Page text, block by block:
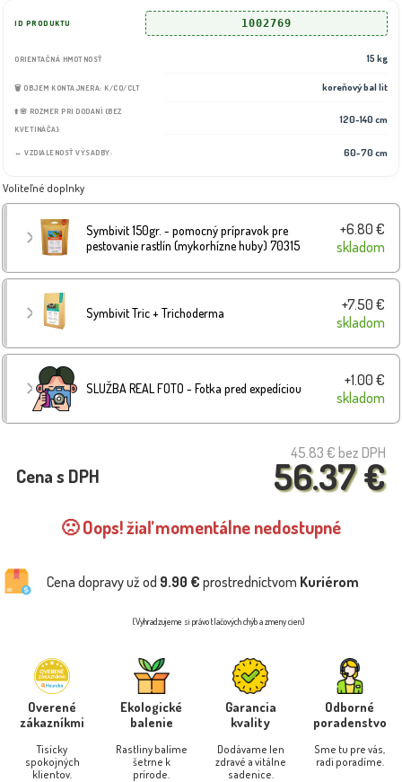
ID PRODUKTU 1002769
ORIENTAČNÁ HMOTNOSŤ 15 kg
🗑️ OBJEM KONTAJNERA: K/CO/CLT koreňový bal lit
⬆️🌸 ROZMER PRI DODANÍ (BEZ
KVETINÁČA):
120-140 cm
↔️ VZDIALENOSŤ VÝSADBY: 60-70 cm
Voliteľné doplnky
Symbivit 150gr. - pomocný prípravok pre
pestovanie rastlín (mykorhízne huby) 70315
+6.80 €
skladom
Symbivit Tric + Trichoderma
+7.50 €
skladom
SLUŽBA REAL FOTO - Fotka pred expedíciou
+1.00 €
skladom
45.83 € bez DPH
56.37 €
Cena s DPH
🙁 Oops! žiaľ momentálne nedostupné
Cena dopravy už od 9.90 € prostredníctvom Kuriérom
(Vyhradzujeme si právo tlačových chýb a zmeny cien)
Overené
zákazníkmi
Tisícky
spokojných
klientov.
Ekologické
balenie
Rastliny balíme
šetrne k
prírode.
Garancia
kvality
Dodávame len
zdravé a vitálne
sadenice.
Odborné
poradenstvo
Sme tu pre vás,
radi poradíme.